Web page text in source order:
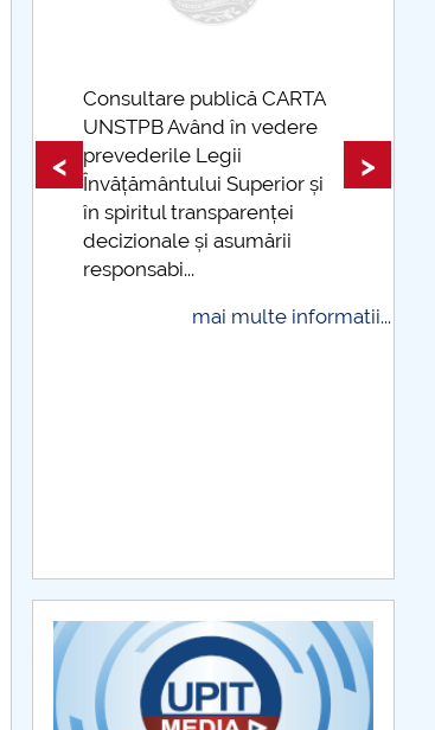
Taxe de școlarizare
indexate Taxele se pot plăti
și cu cardul
mai multe informatii...
< >